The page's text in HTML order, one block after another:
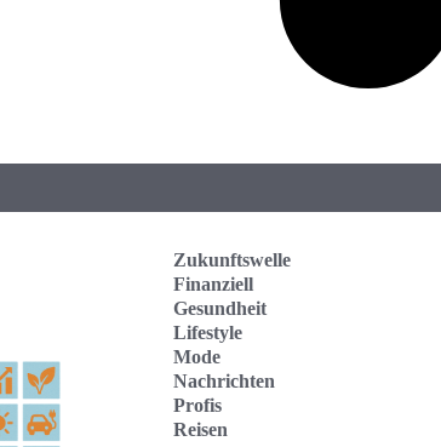
Zukunftswelle
Finanziell
Gesundheit
Lifestyle
Mode
Nachrichten
Profis
Reisen